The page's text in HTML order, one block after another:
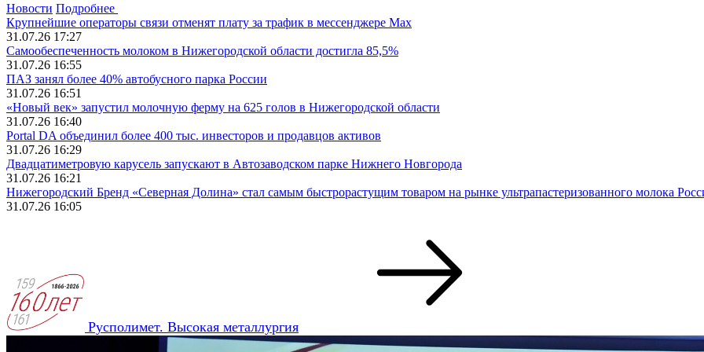
Новости Подробнее
Крупнейшие операторы связи отменят плату за трафик в мессенджере Max
31.07.26 17:27
Самообеспеченность молоком в Нижегородской области достигла 85,5%
31.07.26 16:55
ПАЗ занял более 40% автобусного парка России
31.07.26 16:51
«Новый век» запустил молочную ферму на 625 голов в Нижегородской области
31.07.26 16:40
Portal DA объединил более 400 тыс. инвесторов и продавцов активов
31.07.26 16:29
Двадцатиметровую карусель запускают в Автозаводском парке Нижнего Новгорода
31.07.26 16:21
Нижегородский Бренд «Северная Долина» стал самым быстрорастущим товаром на рынке ультрапастеризованного молока
31.07.26 16:05
Русполимет. Высокая металлургия